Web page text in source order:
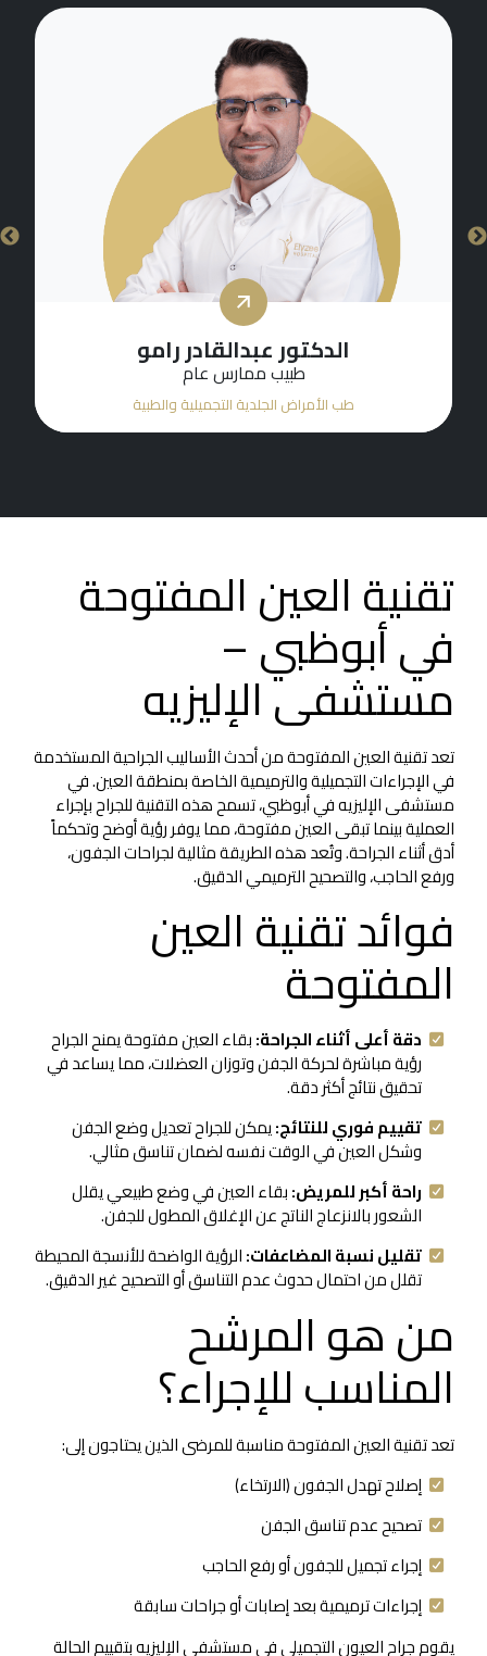
الدكتورة هيام عطا جبلي
أخصائي طب الأمراض الجلدية
طب الأمراض الجلدية التجميلية والطبية
تقنية العين المفتوحة
في أبوظبي –
مستشفى الإليزيه
تعد تقنية العين المفتوحة من أحدث الأساليب الجراحية المستخدمة
في الإجراءات التجميلية والترميمية الخاصة بمنطقة العين. في
مستشفى الإليزيه في أبوظبي، تسمح هذه التقنية للجراح بإجراء
العملية بينما تبقى العين مفتوحة، مما يوفر رؤية أوضح وتحكماً
أدق أثناء الجراحة. وتُعد هذه الطريقة مثالية لجراحات الجفون،
ورفع الحاجب، والتصحيح الترميمي الدقيق.
فوائد تقنية العين
المفتوحة
دقة أعلى أثناء الجراحة:بقاء العين مفتوحة يمنح الجراح
رؤية مباشرة لحركة الجفن وتوزان العضلات، مما يساعد في
تحقيق نتائج أكثر دقة.
تقييم فوري للنتائج:يمكن للجراح تعديل وضع الجفن
وشكل العين في الوقت نفسه لضمان تناسق مثالي.
راحة أكبر للمريض:بقاء العين في وضع طبيعي يقلل
الشعور بالانزعاج الناتج عن الإغلاق المطول للجفن.
تقليل نسبة المضاعفات:الرؤية الواضحة للأنسجة المحيطة
تقلل من احتمال حدوث عدم التناسق أو التصحيح غير الدقيق.
من هو المرشح
المناسب للإجراء؟
تعد تقنية العين المفتوحة مناسبة للمرضى الذين يحتاجون إلى:
إصلاح تهدل الجفون (الارتخاء)
تصحيح عدم تناسق الجفن
إجراء تجميل للجفون أو رفع الحاجب
إجراءات ترميمية بعد إصابات أو جراحات سابقة
يقوم جراح العيون التجميلي في مستشفى الإليزيه بتقييم الحالة